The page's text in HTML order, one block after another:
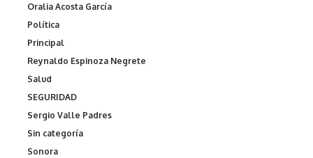
Oralia Acosta García
Política
Principal
Reynaldo Espinoza Negrete
Salud
SEGURIDAD
Sergio Valle Padres
Sin categoría
Sonora